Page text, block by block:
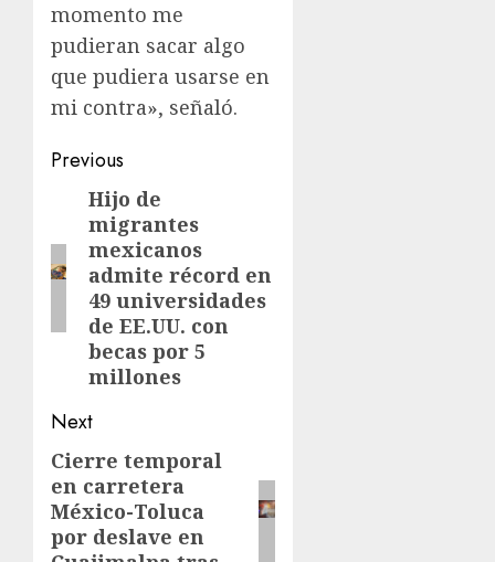
momento me
pudieran sacar algo
que pudiera usarse en
mi contra», señaló.
Previous
Hijo de
migrantes
mexicanos
admite récord en
49 universidades
de EE.UU. con
becas por 5
millones
Next
Cierre temporal
en carretera
México-Toluca
por deslave en